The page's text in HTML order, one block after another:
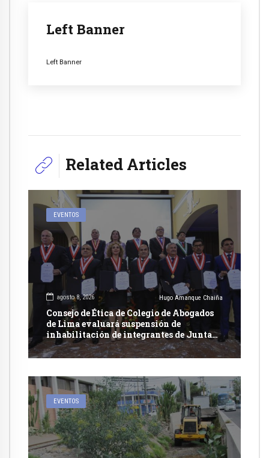
Left Banner
Left Banner
Related Articles
EVENTOS
agosto 8, 2026 Hugo Amanque Chaiña
Consejo de Ética de Colegio de Abogados
de Lima evaluará suspensión de
inhabilitación de integrantes de Junta
Nacional de Justicia
EVENTOS